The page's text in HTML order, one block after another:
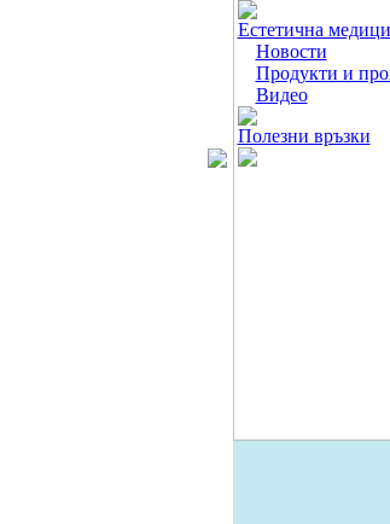
Естетична
Новости
Продукти и
Видео
Полезни връзки